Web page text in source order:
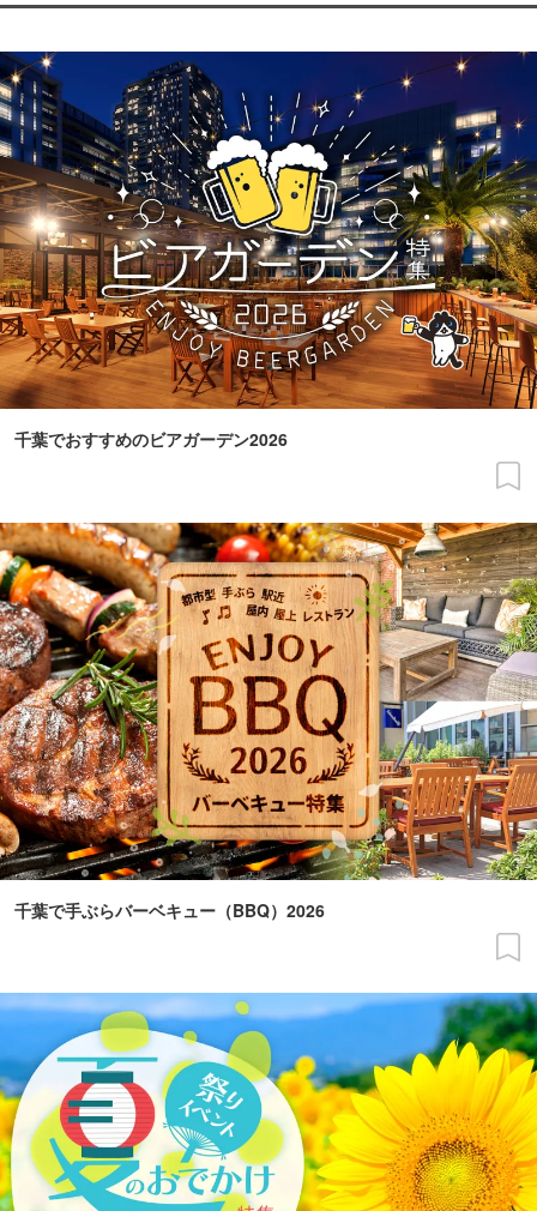
千葉でおすすめのビアガーデン2026
千葉で手ぶらバーベキュー（BBQ）2026